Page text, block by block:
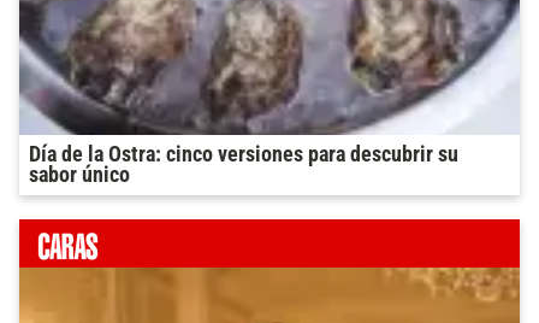
Día de la Ostra: cinco versiones para descubrir su
sabor único